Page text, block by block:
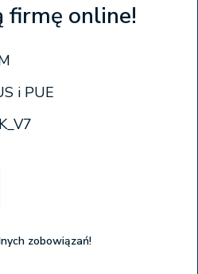
firmę online!
i PUE
zobowiązań!